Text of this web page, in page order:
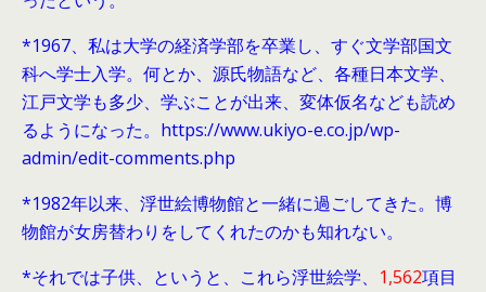
*1967、私は大学の経済学部を卒業し、すぐ文学部国文
科へ学士入学。何とか、源氏物語など、各種日本文学、
江戸文学も多少、学ぶことが出来、変体仮名なども読め
るようになった。https://www.ukiyo-e.co.jp/wp-
admin/edit-comments.php
*1982年以来、浮世絵博物館と一緒に過ごしてきた。博
物館が女房替わりをしてくれたのかも知れない。
*それでは子供、というと、これら浮世絵学、 1,562項目